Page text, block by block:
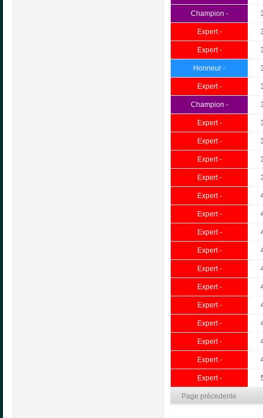
Champion -
Expert -
Expert -
Honneur -
Expert -
Champion -
Expert -
Expert -
Expert -
Expert -
Expert -
Expert -
Expert -
Expert -
Expert -
Expert -
Expert -
Expert -
Expert -
Expert -
Expert -
Page précedente